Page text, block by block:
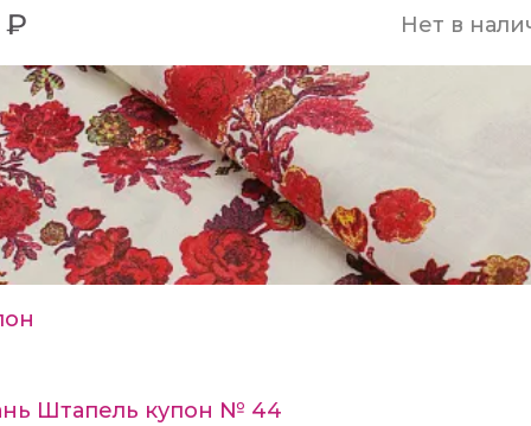
₽ Нет в
Штапель купон № 44